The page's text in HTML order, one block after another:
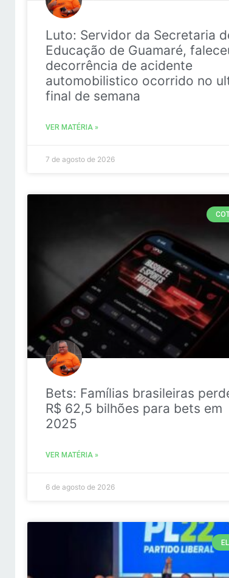
Luto: Servidor da Secretaria
Educação de Guamaré,
decorrência de acidente
automobilistico ocorrido no
final de semana
VER MATÉRIA »
7 de agosto de 2026
Bets: Famílias brasileiras
R$ 62,5 bilhões para bets em
2025
VER MATÉRIA »
6 de agosto de 2026